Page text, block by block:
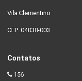
Vila Clementino
CEP: 04038-003
Contatos
156